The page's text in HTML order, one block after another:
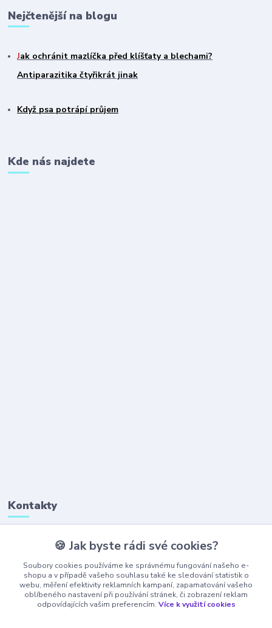
Nejčtenější na blogu
Jak ochránit mazlíčka před klíšťaty a blechami?
Antiparazitika čtyřikrát jinak
Když psa potrápí průjem
Kde nás najdete
Kontakty
+420 777 323 641
(Po-Pá, 8-16 hod.)
obchod@ajaxshop.cz
🍪 Jak byste rádi své cookies?
Soubory cookies používáme ke správnému fungování našeho e-
shopu a v případě vašeho souhlasu také ke sledování statistik o
webu, měření efektivity reklamních kampaní, zapamatování vašeho
oblíbeného nastavení při používání stránek, či zobrazení reklam
odpovídajících vašim preferencím. Více k využití cookies